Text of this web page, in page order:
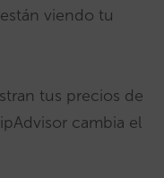
viendo tu
tus precios de
cambia el